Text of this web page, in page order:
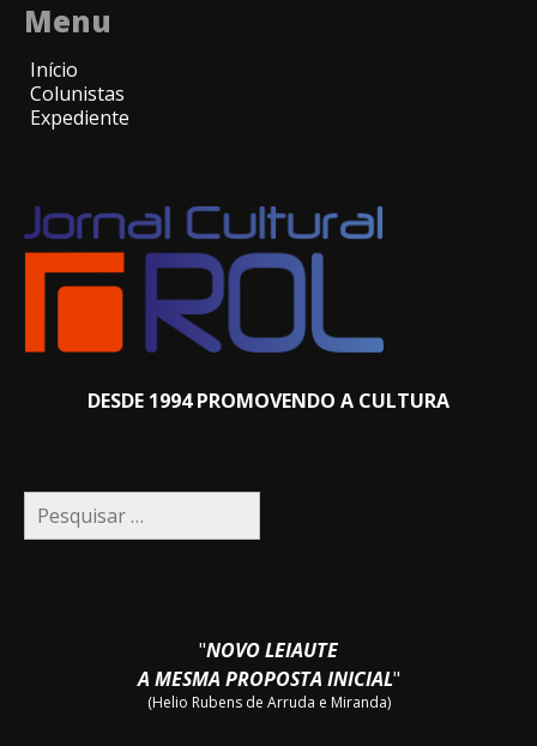
Menu
Início
Colunistas
Expediente
DESDE 1994 PROMOVENDO A CULTURA
Pesquisar
por:
"NOVO LEIAUTE
A MESMA PROPOSTA INICIAL"
(Helio Rubens de Arruda e Miranda)